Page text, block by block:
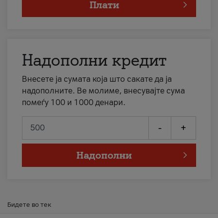
Плати
Надополни кредит
Внесете ја сумата која што сакате да ја
надополните. Ве молиме, внесувајте сума
помеѓу 100 и 1000 денари.
- +
Надополни
Бидете во тек